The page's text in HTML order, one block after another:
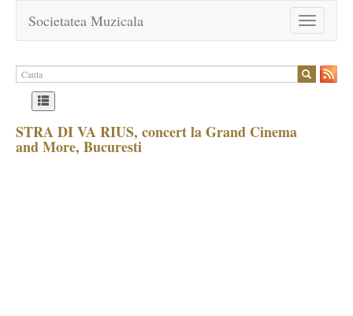
Toggle
navigation
Societatea Muzicala
STRA DI VA RIUS, concert la Grand Cinema
and More, Bucuresti